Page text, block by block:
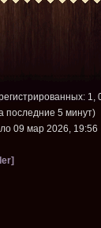
1,
последние 5 минут)
09 мар 2026, 19:56